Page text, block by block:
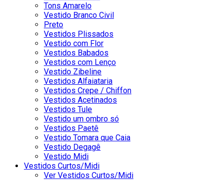
Tons Amarelo
Vestido Branco Civil
Preto
Vestidos Plissados
Vestido com Flor
Vestidos Babados
Vestidos com Lenço
Vestido Zibeline
Vestidos Alfaiataria
Vestidos Crepe / Chiffon
Vestidos Acetinados
Vestidos Tule
Vestido um ombro só
Vestidos Paetê
Vestido Tomara que Caia
Vestido Degagê
Vestido Midi
Vestidos Curtos/Midi
Ver Vestidos Curtos/Midi